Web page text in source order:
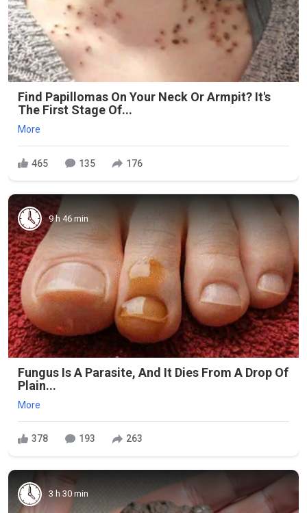
Find Papillomas On Your Neck Or Armpit? It's
The First Stage Of...
More
465 135 176
9 h 46 min
Fungus Is A Parasite, And It Dies From A Drop Of
Plain...
More
378 193 263
3 h 30 min